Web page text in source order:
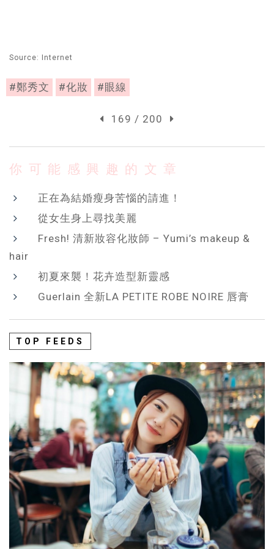
Source: Internet
#鄭秀文 #化妝 #眼線
169 / 200
你可能感興趣的文章
正在為結婚瘦身苦惱的請進！
從女生身上尋找美麗
Fresh! 清新妝容化妝師 – Yumi’s makeup &
hair
初夏來襲！花卉造型新靈感
Guerlain 全新LA PETITE ROBE NOIRE 唇膏
TOP FEEDS